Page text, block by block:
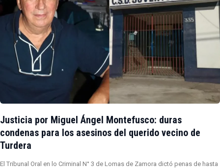
Justicia por Miguel Ángel Montefusco: duras
condenas para los asesinos del querido vecino de
Turdera
El Tribunal Oral en lo Criminal N° 3 de Lomas de Zamora dictó penas de hasta